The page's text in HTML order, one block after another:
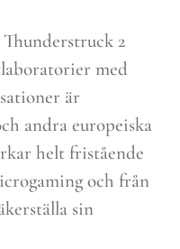
2
med
är
andra europeiska
helt fristående
och från
sin